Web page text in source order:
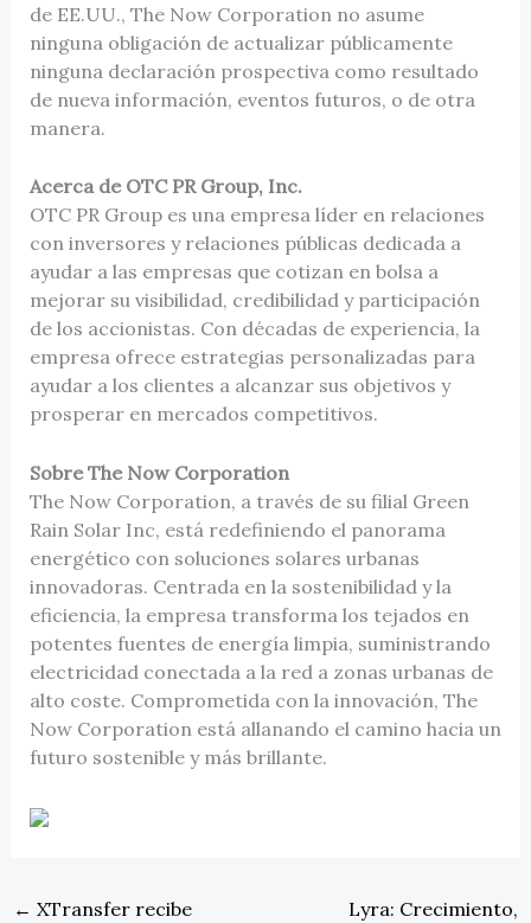
de EE.UU., The Now Corporation no asume
ninguna obligación de actualizar públicamente
ninguna declaración prospectiva como resultado
de nueva información, eventos futuros, o de otra
manera.
Acerca de OTC PR Group, Inc.
OTC PR Group es una empresa líder en relaciones
con inversores y relaciones públicas dedicada a
ayudar a las empresas que cotizan en bolsa a
mejorar su visibilidad, credibilidad y participación
de los accionistas. Con décadas de experiencia, la
empresa ofrece estrategias personalizadas para
ayudar a los clientes a alcanzar sus objetivos y
prosperar en mercados competitivos.
Sobre The Now Corporation
The Now Corporation, a través de su filial Green
Rain Solar Inc, está redefiniendo el panorama
energético con soluciones solares urbanas
innovadoras. Centrada en la sostenibilidad y la
eficiencia, la empresa transforma los tejados en
potentes fuentes de energía limpia, suministrando
electricidad conectada a la red a zonas urbanas de
alto coste. Comprometida con la innovación, The
Now Corporation está allanando el camino hacia un
futuro sostenible y más brillante.
← XTransfer recibe
Lyra: Crecimiento,